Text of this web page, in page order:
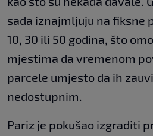
sada iznajmljuju na fiksne
10, 30 ili 50 godina, što
mjestima da vremenom
parcele umjesto da ih
nedostupnim.
Pariz je pokušao izgraditi